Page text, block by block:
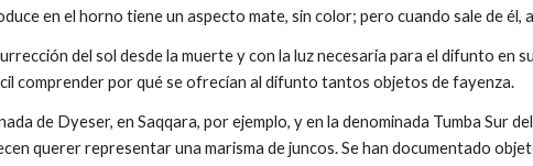
en el horno tiene un aspecto mate, sin color; pero cuando sale de
del sol desde la muerte y con la luz necesaria para el difunto en
comprender por qué se ofrecían al difunto tantos objetos de fayenza.
de Dyeser, en Saqqara, por ejemplo, y en la denominada Tumba Sur
querer representar una marisma de juncos. Se han documentado